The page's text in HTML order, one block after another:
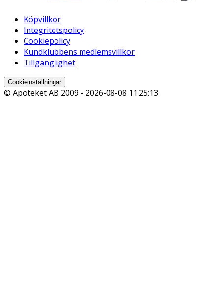
Köpvillkor
Integritetspolicy
Cookiepolicy
Kundklubbens medlemsvillkor
Tillgänglighet
Cookieinställningar
© Apoteket AB 2009 - 2026-08-08 11:25:13